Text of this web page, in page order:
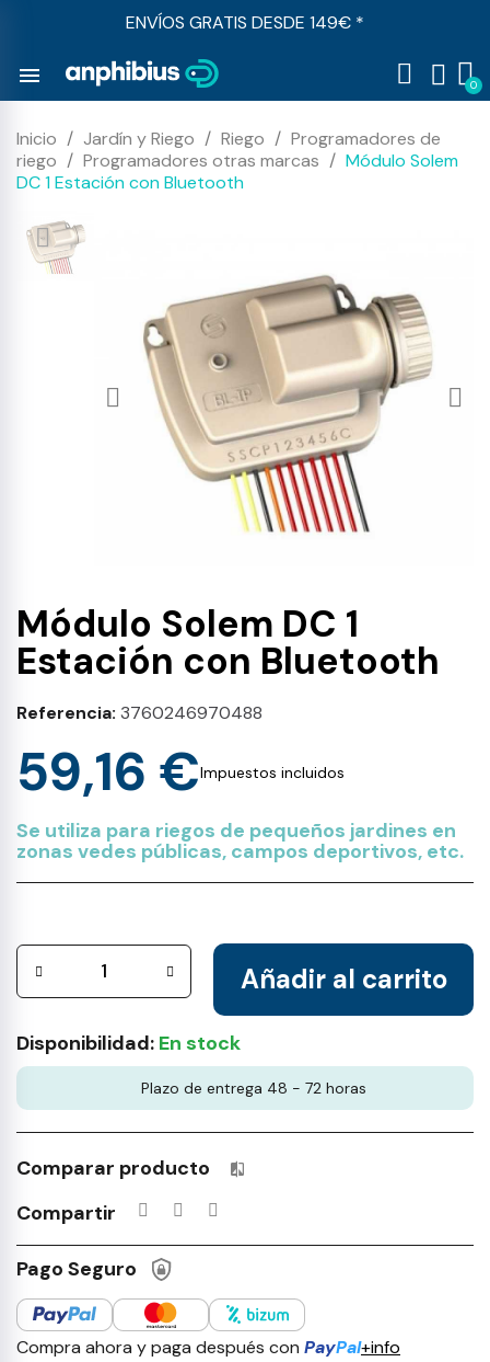
ENVÍOS GRATIS DESDE 149€ *
menu
Inicio Jardín y Riego Riego
Programadores de
riego
Programadores otras marcas
Módulo Solem
DC 1 Estación con Bluetooth
Módulo Solem DC 1
Estación con Bluetooth
Referencia 3760246970488
59,16 €Impuestos incluidos
Se utiliza para riegos de pequeños jardines en
zonas vedes públicas, campos deportivos, etc.
Añadir al carrito
Disponibilidad: En stock
Plazo de entrega 48 - 72 horas
Comparar producto Productos incluidos en tu lista
Compartir
Pago Seguro
Compra ahora y paga después con PayPal+info